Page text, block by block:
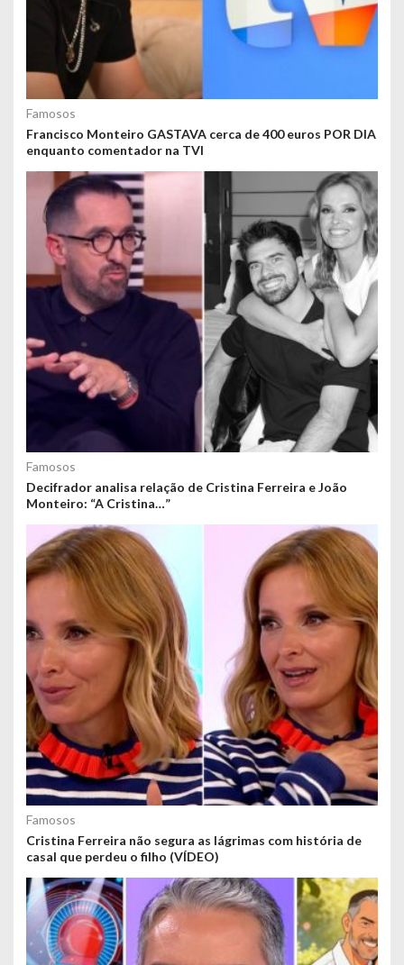
Famosos
Francisco Monteiro GASTAVA cerca de 400 euros POR DIA
enquanto comentador na TVI
Famosos
Decifrador analisa relação de Cristina Ferreira e João
Monteiro: “A Cristina…”
Famosos
Cristina Ferreira não segura as lágrimas com história de
casal que perdeu o filho (VÍDEO)